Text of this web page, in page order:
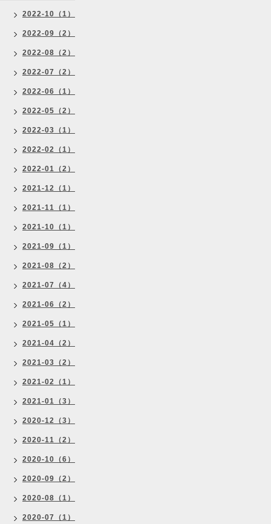
2022-10（1）
2022-09（2）
2022-08（2）
2022-07（2）
2022-06（1）
2022-05（2）
2022-03（1）
2022-02（1）
2022-01（2）
2021-12（1）
2021-11（1）
2021-10（1）
2021-09（1）
2021-08（2）
2021-07（4）
2021-06（2）
2021-05（1）
2021-04（2）
2021-03（2）
2021-02（1）
2021-01（3）
2020-12（3）
2020-11（2）
2020-10（6）
2020-09（2）
2020-08（1）
2020-07（1）